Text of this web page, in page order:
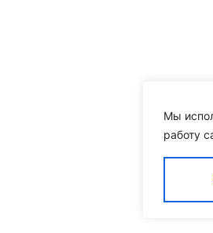
Мы
работу